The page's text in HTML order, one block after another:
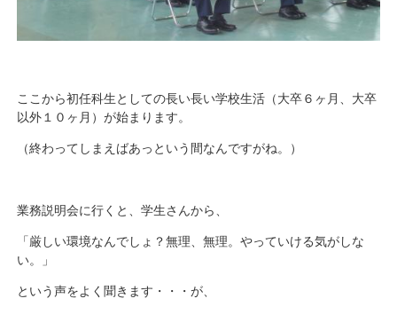
ここから初任科生としての長い長い学校生活（大卒６ヶ月、大卒
以外１０ヶ月）が始まります。
（終わってしまえばあっという間なんですがね。）
業務説明会に行くと、学生さんから、
「厳しい環境なんでしょ？無理、無理。やっていける気がしな
い。」
という声をよく聞きます・・・が、